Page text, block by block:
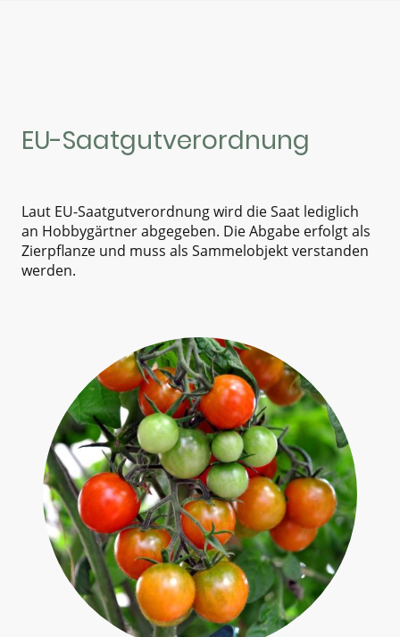
EU-Saatgutverordnung
Laut EU-Saatgutverordnung wird die Saat lediglich
an Hobbygärtner abgegeben. Die Abgabe erfolgt als
Zierpflanze und muss als Sammelobjekt verstanden
werden.